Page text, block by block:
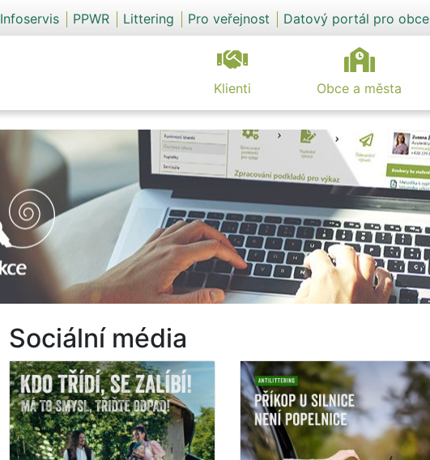
Infoservis PPWR Littering Pro veřejnost Datový portál pro obce
Klienti Obce a města
Sociální média